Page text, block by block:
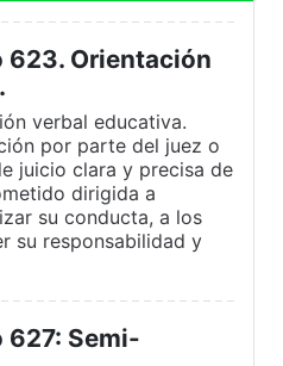
623. Orientación
verbal educativa.
por parte del juez o
juicio clara y precisa de
dirigida a
su conducta, a los
su responsabilidad y
627: Semi-